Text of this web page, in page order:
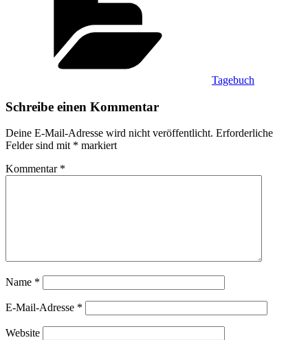
Tagebuch
Schreibe einen Kommentar
Deine E-Mail-Adresse wird nicht veröffentlicht. Erforderliche
Felder sind mit * markiert
Kommentar *
Name *
E-Mail-Adresse *
Website